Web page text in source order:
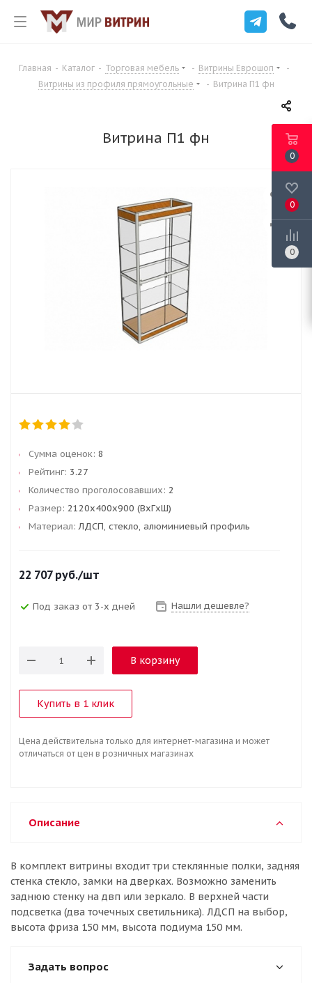
Главная - Каталог - Торговая мебель - Витрины Еврошоп
-
Витрины из профиля прямоугольные
- Витрина П1 фн
Витрина П1 фн
Сумма оценок: 8
Рейтинг: 3.27
Количество проголосовавших: 2
Размер: 2120x400x900 (ВxГxШ)
Материал: ЛДСП, стекло, алюминиевый профиль
22 707руб./шт
Под заказ от 3-х дней Нашли дешевле?
В корзину
Купить в 1 клик
Цена действительна только для интернет-магазина и может
отличаться от цен в розничных магазинах
Описание
В комплект витрины входит три стеклянные полки, задняя
стенка стекло, замки на дверках. Возможно заменить
заднюю стенку на двп или зеркало. В верхней части
подсветка (два точечных светильника). ЛДСП на выбор,
высота фриза 150 мм, высота подиума 150 мм.
Задать вопрос
0
0
0